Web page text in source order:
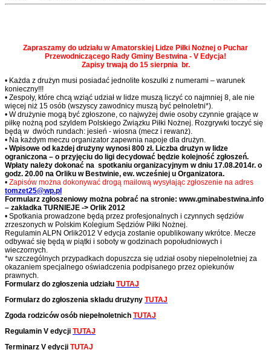
Zapraszamy do udziału w Amatorskiej Lidze Piłki Nożnej o Puchar
Przewodniczącego Rady Gminy Bestwina - V Edycja!
Zapisy trwają do 15 sierpnia br.
• Każda z drużyn musi posiadać jednolite koszulki z numerami – warunek
konieczny!!!
• Zespoły, które chcą wziąć udział w lidze muszą liczyć co najmniej 8, ale nie
więcej niż 15 osób (wszyscy zawodnicy muszą być pełnoletni*).
• W drużynie mogą być zgłoszone, co najwyżej dwie osoby czynnie grające w
piłkę nożną pod szyldem Polskiego Związku Piłki Nożnej. Rozgrywki toczyć się
będą w dwóch rundach: jesień - wiosna (mecz i rewanż).
• Na każdym meczu organizator zapewnia napoje dla drużyn.
• Wpisowe od każdej drużyny wynosi 800 zł. Liczba drużyn w lidze
ograniczona – o przyjęciu do ligi decydować będzie kolejność zgłoszeń.
Wpłaty należy dokonać na spotkaniu organizacyjnym w dniu 17.08.2014r. o
godz. 20.00 na Orliku w Bestwinie, ew. wcześniej u Organizatora.
• Zapisów można dokonywać drogą mailową wysyłając zgłoszenie na adres
tomzet25@wp.pl
Formularz zgłoszeniowy można pobrać na stronie: www.gminabestwina.info
– zakładka TURNIEJE -> Orlik 2012
• Spotkania prowadzone będą przez profesjonalnych i czynnych sędziów
zrzeszonych w Polskim Kolegium Sędziów Piłki Nożnej.
Regulamin ALPN Orlik2012 V edycja zostanie opublikowany wkrótce. Mecze
odbywać się będą w piątki i soboty w godzinach popołudniowych i
wieczornych.
*w szczególnych przypadkach dopuszcza się udział osoby niepełnoletniej za
okazaniem specjalnego oświadczenia podpisanego przez opiekunów
prawnych.
Formularz do zgłoszenia udziału TUTAJ
Formularz do zgłoszenia składu drużyny TUTAJ
Zgoda rodziców osób niepełnoletnich TUTAJ
Regulamin V edycji TUTAJ
Terminarz V edycji TUTAJ